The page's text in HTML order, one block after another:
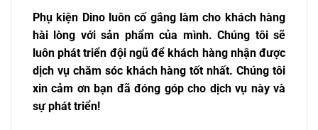
Phụ kiện Dino luôn cố gắng làm cho khách hàng
hài lòng với sản phẩm của mình. Chúng tôi sẽ
luôn phát triển đội ngũ để khách hàng nhận được
dịch vụ chăm sóc khách hàng tốt nhất. Chúng tôi
xin cảm ơn bạn đã đóng góp cho dịch vụ này và
sự phát triển!